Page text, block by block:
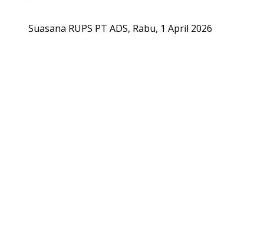
Suasana RUPS PT ADS, Rabu, 1 April 2026